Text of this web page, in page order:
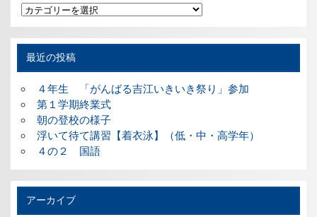
カ
テ
ゴ
リ
最近の投稿
４年生 「がんばる吉江いきいき祭り」参加
第１学期終業式
朝の登校の様子
浮いて待て講習【着衣泳】（低・中・高学年）
４の２ 国語
アーカイブ